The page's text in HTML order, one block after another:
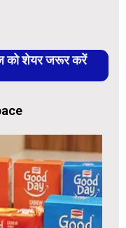
को शेयर जरूर करें